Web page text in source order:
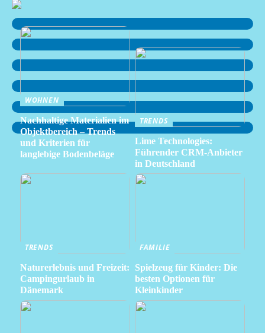
WOHNEN
Nachhaltige Materialien im
Objektbereich – Trends
und Kriterien für
langlebige Bodenbeläge
TRENDS
Lime Technologies:
Führender CRM-Anbieter
in Deutschland
TRENDS
Naturerlebnis und Freizeit:
Campingurlaub in
Dänemark
FAMILIE
Spielzeug für Kinder: Die
besten Optionen für
Kleinkinder